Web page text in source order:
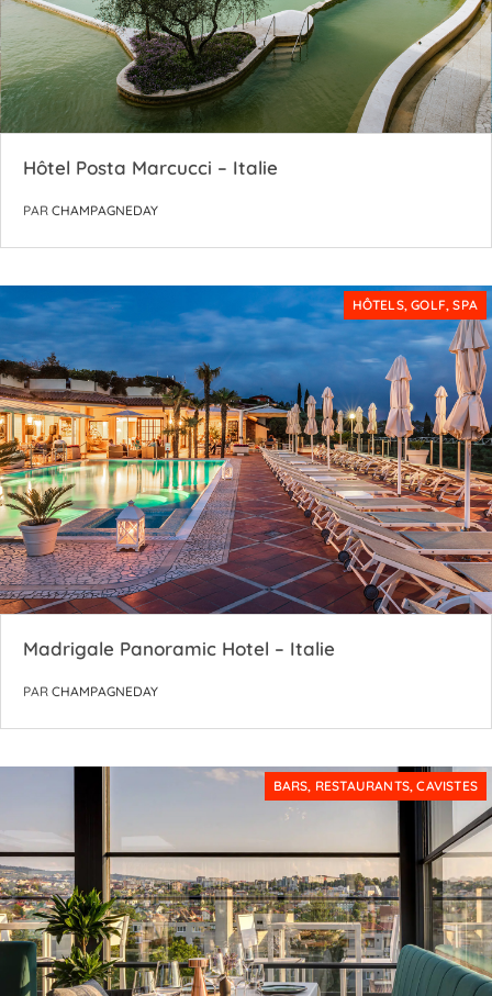
Hôtel Posta Marcucci – Italie
PAR CHAMPAGNEDAY
HÔTELS, GOLF, SPA
Madrigale Panoramic Hotel – Italie
PAR CHAMPAGNEDAY
BARS, RESTAURANTS, CAVISTES